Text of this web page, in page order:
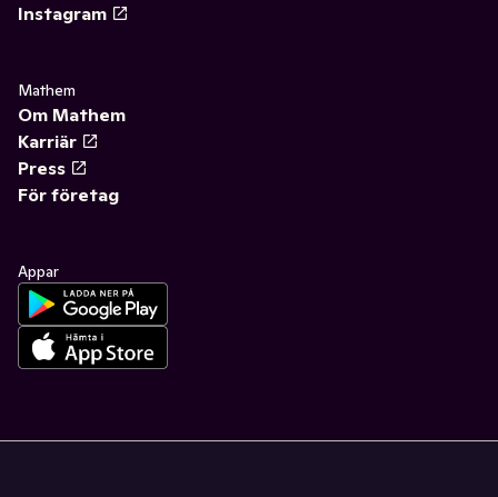
Instagram
Mathem
Om Mathem
Karriär
Press
För företag
Appar